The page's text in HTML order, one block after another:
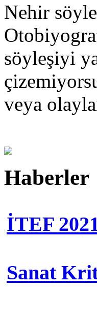
Nehir
söyleşiyi
veya
Haberler
İTEF
Sanat